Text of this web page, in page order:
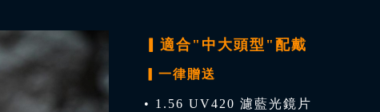
▎適合"中大頭型"配戴
▎一律贈送
• 1.56 UV420 濾藍光鏡片